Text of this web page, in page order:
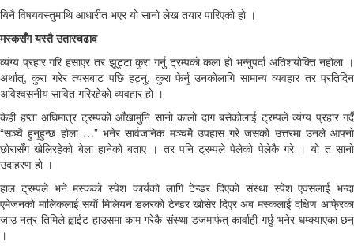
यिनै विषयवस्तुमाथि आधारीत भएर याे सानाे लेख तयार पारिएकाे हाे ।
मस्कसँग यस्तै उतारचढाव
व्यंग्य प्रहार गरि हसाएर तर झूट्टा कुरा गर्नु ट्रम्पकाे कला हाे भन्नुपर्दा अतिशयाेक्ति नहाेला ।
अर्थात्, कुरा गरेर त्यसबाट पछि हट्नु, कुरा फेर्नु उनकाेलागि सामान्य व्यवहार तर प्रतिदिन
अविश्वसनीय सावित गरिरहेकाे व्यवहार हाे ।
केही हप्ता अघिमात्र ट्रम्पकाे आँखामुनि सानाे कालाे दाग बसेकाेलाई ट्रम्पले व्यंग्य प्रहार गर्दै
“सञ्चै हुनुहुन्छ हाेला …” भनेर सार्वजनिक मञ्चमै उपहास गरे जसकाे उत्तरमा उनले आफ्नाे
छाेरासँग खेलिरहेकाे बेला हानेकाे बताए । तर पनि ट्रम्पले पेलेकाे पेलेकै गरे । याे त सानाे
उदाहरण हाे ।
हाल ट्रम्पले भने मस्ककाे स्पेश कार्यकाे लागि टेन्डर दिएकाे संस्था स्पेश एक्सलाई भन्दा
एमेजनकाे मालिकलाई सयाैं मिलियन डलरकाे टेन्डर खाेसेर दिएर अब मस्कलाई दक्षिण अफ्रिका
जाउ नत्र तिमिले ह्वाईट हाउसमा काम गरेकै संस्था डजमार्फत् कार्वाही गर्छु भनेर धम्क्याएका छन्
।